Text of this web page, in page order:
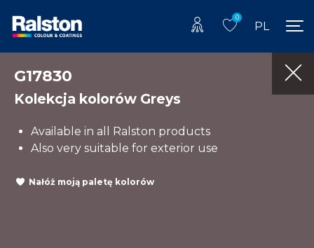
0
PL
G17830
Kolekcja kolorów Greys
Available in all Ralston products
Also very suitable for exterior use
Nałóż moją paletę kolorów